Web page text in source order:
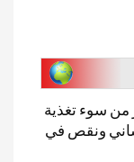
من سوء تغذية
ونقص في